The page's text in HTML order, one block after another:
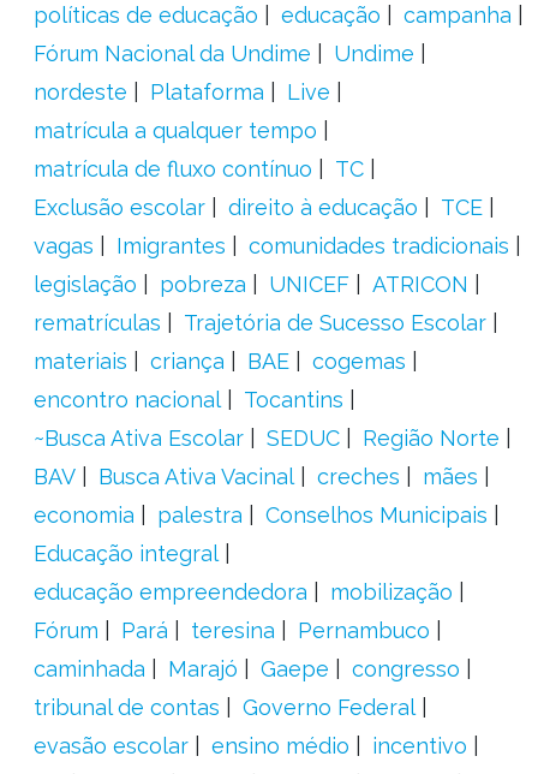
políticas de educação
educação
campanha
Fórum Nacional da Undime
Undime
nordeste
Plataforma
Live
matrícula a qualquer tempo
matrícula de fluxo contínuo
TC
Exclusão escolar
direito à educação
TCE
vagas
Imigrantes
comunidades tradicionais
legislação
pobreza UNICEF
ATRICON
rematrículas
Trajetória de Sucesso Escolar
materiais
criança BAE
cogemas
encontro nacional
Tocantins
~Busca Ativa Escolar
SEDUC
Região Norte
BAV
Busca Ativa Vacinal creches
mães
economia
palestra
Conselhos Municipais
Educação integral
educação empreendedora
mobilização
Fórum
Pará teresina
Pernambuco
caminhada
Marajó Gaepe
congresso
tribunal de contas
Governo Federal
evasão escolar
ensino médio
incentivo